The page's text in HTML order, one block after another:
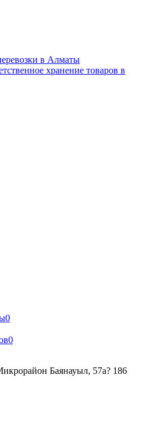
в Алматы
хранение товаров в
0
0
Баянауыл, 57а? ​186